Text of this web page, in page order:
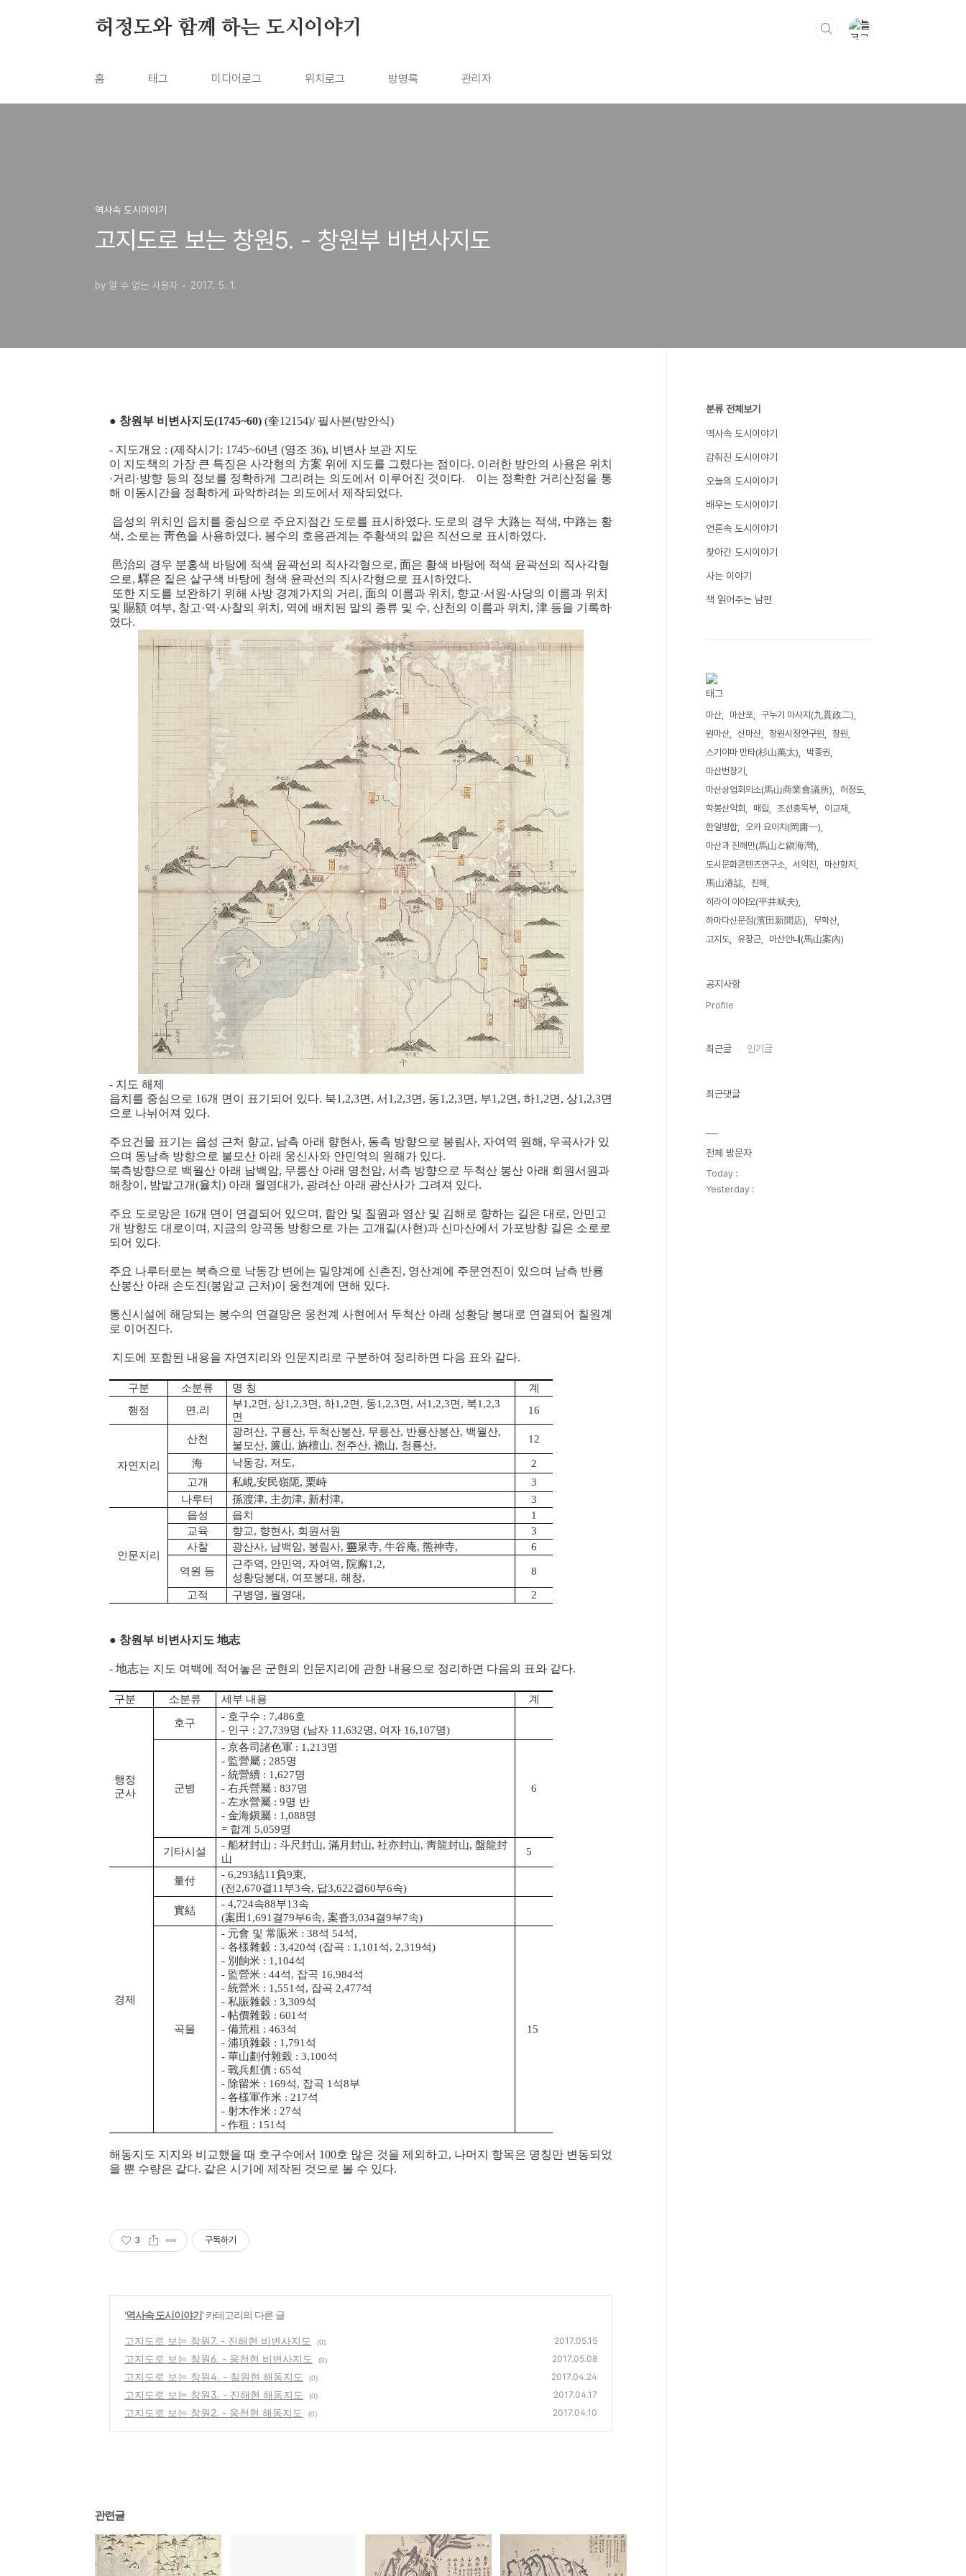
허정도와 함께 하는 도시이야기
홈 태그 미디어로그 위치로그 방명록 관리자
역사속 도시이야기
고지도로 보는 창원5. - 창원부 비변사지도
by 알 수 없는 사용자 2017. 5. 1.
● 창원부 비변사지도(1745~60) (奎12154)/ 필사본(방안식)
- 지도개요 : (제작시기: 1745~60년 (영조 36), 비변사 보관 지도
이 지도책의 가장 큰 특징은 사각형의 方案 위에 지도를 그렸다는 점이다. 이러한 방안의 사용은 위치
·거리·방향 등의 정보를 정확하게 그리려는 의도에서 이루어진 것이다. 이는 정확한 거리산정을 통
해 이동시간을 정확하게 파악하려는 의도에서 제작되었다.
읍성의 위치인 읍치를 중심으로 주요지점간 도로를 표시하였다. 도로의 경우 大路는 적색, 中路는 황
색, 소로는 靑色을 사용하였다. 봉수의 호응관계는 주황색의 얇은 직선으로 표시하였다.
邑治의 경우 분홍색 바탕에 적색 윤곽선의 직사각형으로, 面은 황색 바탕에 적색 윤곽선의 직사각형
으로, 驛은 짙은 살구색 바탕에 청색 윤곽선의 직사각형으로 표시하였다.
또한 지도를 보완하기 위해 사방 경계가지의 거리, 面의 이름과 위치, 향교·서원·사당의 이름과 위치
및 賜額 여부, 창고·역·사찰의 위치, 역에 배치된 말의 종류 및 수, 산천의 이름과 위치, 津 등을 기록하
였다.
- 지도 해제
읍치를 중심으로 16개 면이 표기되어 있다. 북1,2,3면, 서1,2,3면, 동1,2,3면, 부1,2면, 하1,2면, 상1,2,3면
으로 나뉘어져 있다.
주요건물 표기는 읍성 근처 향교, 남측 아래 향현사, 동측 방향으로 봉림사, 자여역 원해, 우곡사가 있
으며 동남측 방향으로 불모산 아래 웅신사와 안민역의 원해가 있다.
북측방향으로 백월산 아래 남백암, 무릉산 아래 영천암, 서측 방향으로 두척산 봉산 아래 회원서원과
해창이, 밤밭고개(율치) 아래 월영대가, 광려산 아래 광산사가 그려져 있다.
주요 도로망은 16개 면이 연결되어 있으며, 함안 및 칠원과 영산 및 김해로 향하는 길은 대로, 안민고
개 방향도 대로이며, 지금의 양곡동 방향으로 가는 고개길(사현)과 신마산에서 가포방향 길은 소로로
되어 있다.
주요 나루터로는 북측으로 낙동강 변에는 밀양계에 신촌진, 영산계에 주문연진이 있으며 남측 반룡
산봉산 아래 손도진(봉암교 근처)이 웅천계에 면해 있다.
통신시설에 해당되는 봉수의 연결망은 웅천계 사현에서 두척산 아래 성황당 봉대로 연결되어 칠원계
로 이어진다.
지도에 포함된 내용을 자연지리와 인문지리로 구분하여 정리하면 다음 표와 같다.
구분 소분류 명 칭
계
행정
면.리
부1,2면, 상1,2,3면, 하1,2면, 동1,2,3면, 서1,2,3면, 북1,2,3
면
16
자연지리
산천
광려산, 구룡산, 두척산봉산, 무릉산, 반룡산봉산, 백월산,
불모산, 簾山, 旃檀山, 천주산, 襜山, 청룡산,
12
海 낙동강, 저도,
2
고개
私峴,安民嶺阨, 栗峙
3
나루터
孫渡津, 主勿津, 新村津, 3
인문지리
읍성 읍치
1
교육
향교, 향현사, 회원서원
3
사찰
광산사, 남백암, 봉림사, 靈泉寺, 牛谷庵, 熊神寺, 6
역원 등
근주역, 안민역, 자여역, 院廨1,2,
성황당봉대, 여포봉대, 해창,
8
고적 구병영, 월영대, 2
● 창원부 비변사지도 地志
- 地志는 지도 여백에 적어놓은 군현의 인문지리에 관한 내용으로 정리하면 다음의 표와 같다.
구분 소분류 세부 내용 계
행정
군사
호구
- 호구수 : 7,486호
- 인구 : 27,739명 (남자 11,632명, 여자 16,107명)
군병
- 京各司諸色軍 : 1,213명
- 監營屬 ; 285명
- 統營續 : 1,627명
- 右兵營屬 : 837명
- 左水營屬 : 9명 반
- 金海鎭屬 : 1,088명
= 합계 5,059명
6
기타시설
- 船材封山 : 斗尺封山, 滿月封山, 社亦封山, 靑龍封山, 盤龍封
山
5
경제
量付
- 6,293結11負9束,
(전2,670결11부3속, 답3,622결60부6속)
實結
- 4,724속88부13속
(案田1,691결79부6속, 案沓3,034결9부7속)
곡물
- 元會 및 常賑米 : 38석 54석,
- 各樣雜穀 : 3,420석 (잡곡 : 1,101석, 2,319석)
- 別餉米 : 1,104석
- 監營米 : 44석, 잡곡 16,984석
- 統營米 : 1,551석, 잡곡 2,477석
- 私賑雜穀 : 3,309석
- 帖價雜穀 : 601석
- 備荒租 : 463석
- 浦項雜穀 : 1,791석
- 華山劃付雜穀 : 3,100석
- 戰兵舡價 : 65석
- 除留米 : 169석, 잡곡 1석8부
- 各樣軍作米 : 217석
- 射木作米 : 27석
- 作租 : 151석
15
해동지도 지지와 비교했을 때 호구수에서 100호 많은 것을 제외하고, 나머지 항목은 명칭만 변동되었
을 뿐 수량은 같다. 같은 시기에 제작된 것으로 볼 수 있다.
3 구독하기
'역사속 도시이야기' 카테고리의 다른 글
고지도로 보는 창원7. - 진해현 비변사지도 (0) 2017.05.15
고지도로 보는 창원6. - 웅천현 비변사지도 (0) 2017.05.08
고지도로 보는 창원4. - 칠원현 해동지도 (0) 2017.04.24
고지도로 보는 창원3. - 진해현 해동지도 (0) 2017.04.17
고지도로 보는 창원2. - 웅천현 해동지도 (0) 2017.04.10
관련글
분류 전체보기
역사속 도시이야기
감춰진 도시이야기
오늘의 도시이야기
배우는 도시이야기
언론속 도시이야기
찾아간 도시이야기
사는 이야기
책 읽어주는 남편
태그
마산 마산포
구누기 마사지(九貫政二)
원마산
신마산 창원시정연구원
창원
스기야마 만타(杉山萬太)
박종권
마산번창기
마산상업회의소(馬山商業會議所)
허정도
학봉산악회
매립 조선총독부
이교재
한일병합
오카 요이치(岡庸一)
마산과 진해만(馬山と鎭海灣)
도시문화콘텐츠연구소
서익진
마산항지
馬山港誌
진해
히라이 아야오(平井斌夫)
하마다신문점(濱田新聞店)
무학산
고지도
유장근 마산안내(馬山案內)
공지사항
Profile
최근글 인기글
최근댓글
전체 방문자
Today :
Yesterday :